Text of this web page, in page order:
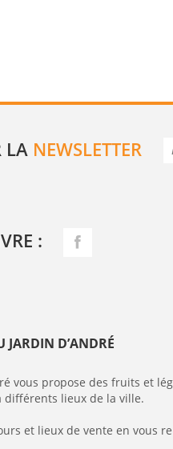
LA NEWSLETTER
:
JARDIN D’ANDRÉ
vous propose des fruits et
différents lieux de la ville.
et lieux de vente en vous